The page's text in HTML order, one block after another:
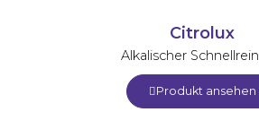
Citrolux
Alkalischer
Produkt ansehen